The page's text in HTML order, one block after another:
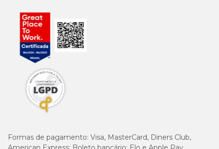
Formas de pagamento: Visa, MasterCard, Diners Club,